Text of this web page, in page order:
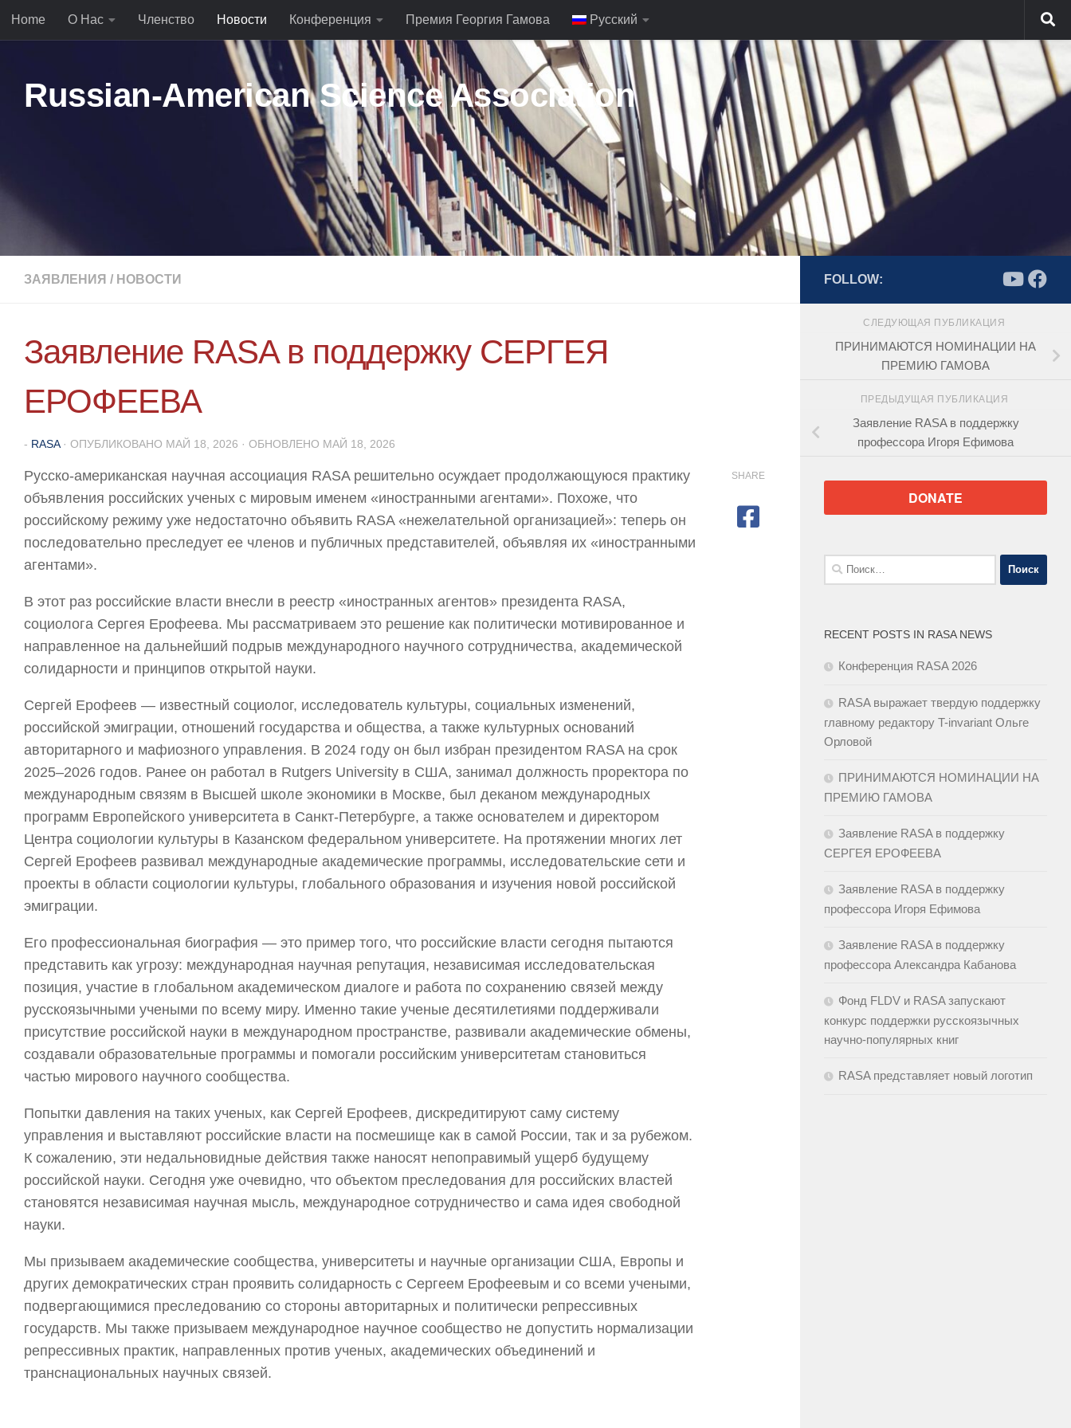
Перейти к содержимому
Home О Нас Членство Новости Конференция Премия Георгия Гамова Русский
Russian-American Science Association
ЗАЯВЛЕНИЯ / НОВОСТИ
Заявление RASA в поддержку СЕРГЕЯ
ЕРОФЕЕВА
- RASA · ОПУБЛИКОВАНО МАЙ 18, 2026 · ОБНОВЛЕНО МАЙ 18, 2026
Русско-американская научная ассоциация RASA решительно осуждает продолжающуюся практику
объявления российских ученых с мировым именем «иностранными агентами». Похоже, что
российскому режиму уже недостаточно объявить RASA «нежелательной организацией»: теперь он
последовательно преследует ее членов и публичных представителей, объявляя их «иностранными
агентами».
В этот раз российские власти внесли в реестр «иностранных агентов» президента RASA,
социолога Сергея Ерофеева. Мы рассматриваем это решение как политически мотивированное и
направленное на дальнейший подрыв международного научного сотрудничества, академической
солидарности и принципов открытой науки.
Сергей Ерофеев — известный социолог, исследователь культуры, социальных изменений,
российской эмиграции, отношений государства и общества, а также культурных оснований
авторитарного и мафиозного управления. В 2024 году он был избран президентом RASA на срок
2025–2026 годов. Ранее он работал в Rutgers University в США, занимал должность проректора по
международным связям в Высшей школе экономики в Москве, был деканом международных
программ Европейского университета в Санкт-Петербурге, а также основателем и директором
Центра социологии культуры в Казанском федеральном университете. На протяжении многих лет
Сергей Ерофеев развивал международные академические программы, исследовательские сети и
проекты в области социологии культуры, глобального образования и изучения новой российской
эмиграции.
Его профессиональная биография — это пример того, что российские власти сегодня пытаются
представить как угрозу: международная научная репутация, независимая исследовательская
позиция, участие в глобальном академическом диалоге и работа по сохранению связей между
русскоязычными учеными по всему миру. Именно такие ученые десятилетиями поддерживали
присутствие российской науки в международном пространстве, развивали академические обмены,
создавали образовательные программы и помогали российским университетам становиться
частью мирового научного сообщества.
Попытки давления на таких ученых, как Сергей Ерофеев, дискредитируют саму систему
управления и выставляют российские власти на посмешище как в самой России, так и за рубежом.
К сожалению, эти недальновидные действия также наносят непоправимый ущерб будущему
российской науки. Сегодня уже очевидно, что объектом преследования для российских властей
становятся независимая научная мысль, международное сотрудничество и сама идея свободной
науки.
Мы призываем академические сообщества, университеты и научные организации США, Европы и
других демократических стран проявить солидарность с Сергеем Ерофеевым и со всеми учеными,
подвергающимися преследованию со стороны авторитарных и политически репрессивных
государств. Мы также призываем международное научное сообщество не допустить нормализации
репрессивных практик, направленных против ученых, академических объединений и
транснациональных научных связей.
SHARE
FOLLOW:
СЛЕДУЮЩАЯ ПУБЛИКАЦИЯ
ПРИНИМАЮТСЯ НОМИНАЦИИ НА
ПРЕМИЮ ГАМОВА
ПРЕДЫДУЩАЯ ПУБЛИКАЦИЯ
Заявление RASA в поддержку
профессора Игоря Ефимова
DONATE
Найти:
RECENT POSTS IN RASA NEWS
Конференция RASA 2026
RASA выражает твердую поддержку
главному редактору T-invariant Ольге
Орловой
ПРИНИМАЮТСЯ НОМИНАЦИИ НА
ПРЕМИЮ ГАМОВА
Заявление RASA в поддержку
СЕРГЕЯ ЕРОФЕЕВА
Заявление RASA в поддержку
профессора Игоря Ефимова
Заявление RASA в поддержку
профессора Александра Кабанова
Фонд FLDV и RASA запускают
конкурс поддержки русскоязычных
научно-популярных книг
RASA представляет новый логотип